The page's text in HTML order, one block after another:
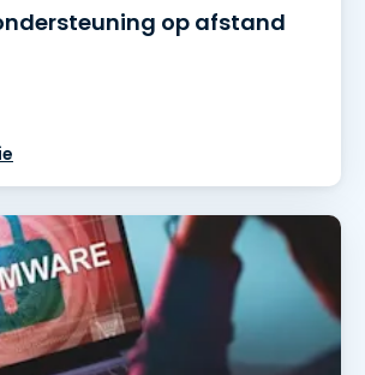
op afstand